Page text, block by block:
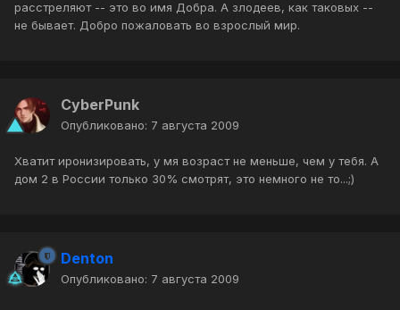
расстреляют -- это во имя Добра. А злодеев, как таковых --
не бывает. Добро пожаловать во взрослый мир.
CyberPunk
Опубликовано: 7 августа 2009
Хватит иронизировать, у мя возраст не меньше, чем у тебя. А
дом 2 в России только 30% смотрят, это немного не то...;)
Denton
Опубликовано: 7 августа 2009